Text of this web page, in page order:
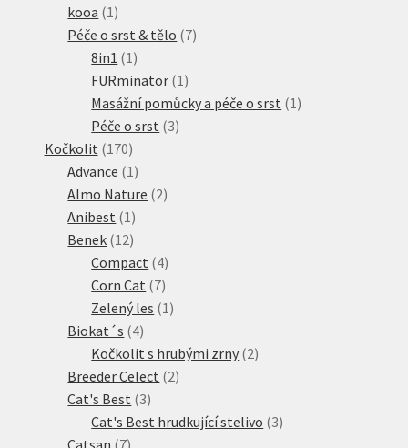
kooa 11
produkt
Péče o srst & tělo 77
8in1 11
produkt
FURminator 11
produkt
Masážní pomůcky a péče o srst 11
Péče o srst 33
Kočkolit 170170
produktů
Advance 11
produkt
Almo Nature 22
Anibest 11
produkt
Benek 1212
produktů
Compact 44
produkty
Corn Cat 77
produktů
Zelený les 11
Biokat´s 44
produkty
Kočkolit s hrubými zrny 22
Breeder Celect 22
Cat's Best 33
produkty
Cat's Best hrudkující stelivo 33
7